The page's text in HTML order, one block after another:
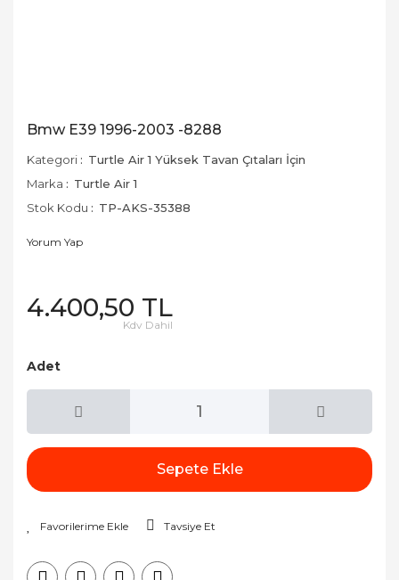
Bmw E39 1996-2003 -8288
Kategori
Turtle Air 1 Yüksek Tavan Çıtaları İçin
Marka
Turtle Air 1
Stok Kodu
TP-AKS-35388
Yorum Yap
4.400,50 TL
Kdv Dahil
Adet
Sepete Ekle
Tavsiye Et